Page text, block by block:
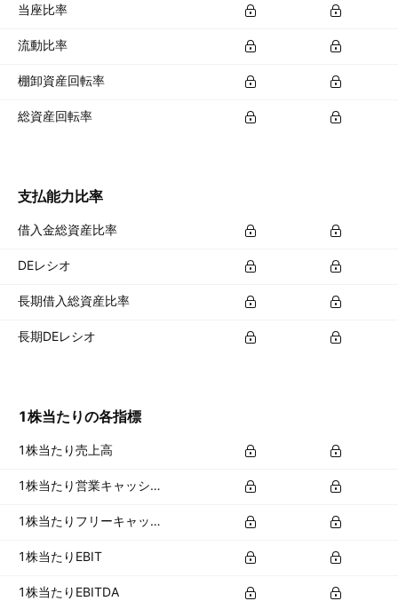
当座比率
流動比率
棚卸資産回転率
総資産回転率
支払能力比率
借入金総資産比率
DEレシオ
長期借入総資産比率
長期DEレシオ
1株当たりの各指標
1株当たり売上高
1株当たり営業キャッシュフロー
1株当たりフリーキャッシュフロー
1株当たりEBIT
1株当たりEBITDA